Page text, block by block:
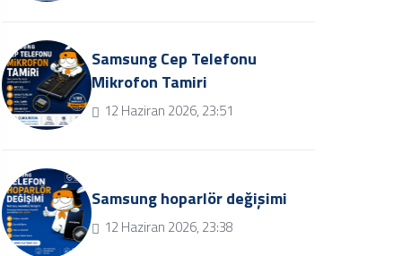
Samsung Cep Telefonu
Mikrofon Tamiri
12 Haziran 2026, 23:51
Samsung hoparlör değişimi
12 Haziran 2026, 23:38